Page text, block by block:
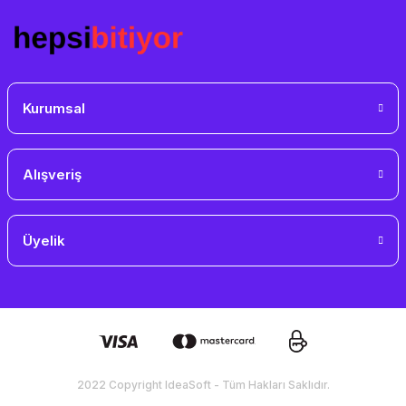
Kurumsal
Alışveriş
Üyelik
2022 Copyright IdeaSoft - Tüm Hakları Saklıdır.